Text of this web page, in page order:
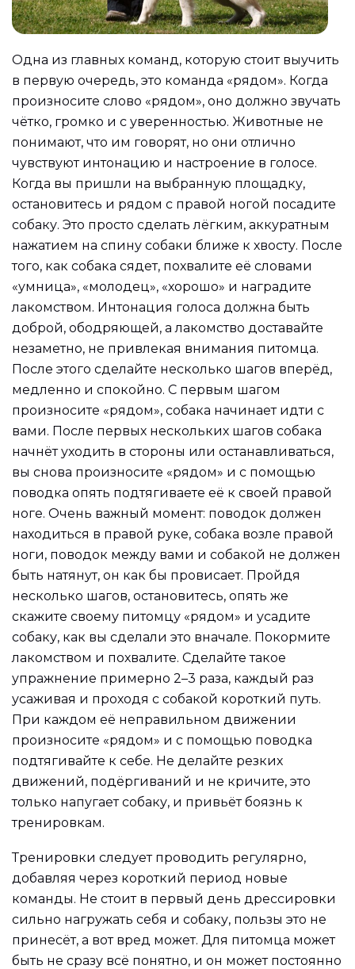
Одна из главных команд, которую стоит выучить
в первую очередь, это команда «рядом». Когда
произносите слово «рядом», оно должно звучать
чётко, громко и с уверенностью. Животные не
понимают, что им говорят, но они отлично
чувствуют интонацию и настроение в голосе.
Когда вы пришли на выбранную площадку,
остановитесь и рядом с правой ногой посадите
собаку. Это просто сделать лёгким, аккуратным
нажатием на спину собаки ближе к хвосту. После
того, как собака сядет, похвалите её словами
«умница», «молодец», «хорошо» и наградите
лакомством. Интонация голоса должна быть
доброй, ободряющей, а лакомство доставайте
незаметно, не привлекая внимания питомца.
После этого сделайте несколько шагов вперёд,
медленно и спокойно. С первым шагом
произносите «рядом», собака начинает идти с
вами. После первых нескольких шагов собака
начнёт уходить в стороны или останавливаться,
вы снова произносите «рядом» и с помощью
поводка опять подтягиваете её к своей правой
ноге. Очень важный момент: поводок должен
находиться в правой руке, собака возле правой
ноги, поводок между вами и собакой не должен
быть натянут, он как бы провисает. Пройдя
несколько шагов, остановитесь, опять же
скажите своему питомцу «рядом» и усадите
собаку, как вы сделали это вначале. Покормите
лакомством и похвалите. Сделайте такое
упражнение примерно 2–3 раза, каждый раз
усаживая и проходя с собакой короткий путь.
При каждом её неправильном движении
произносите «рядом» и с помощью поводка
подтягивайте к себе. Не делайте резких
движений, подёргиваний и не кричите, это
только напугает собаку, и привьёт боязнь к
тренировкам.
Тренировки следует проводить регулярно,
добавляя через короткий период новые
команды. Не стоит в первый день дрессировки
сильно нагружать себя и собаку, пользы это не
принесёт, а вот вред может. Для питомца может
быть не сразу всё понятно, и он может постоянно